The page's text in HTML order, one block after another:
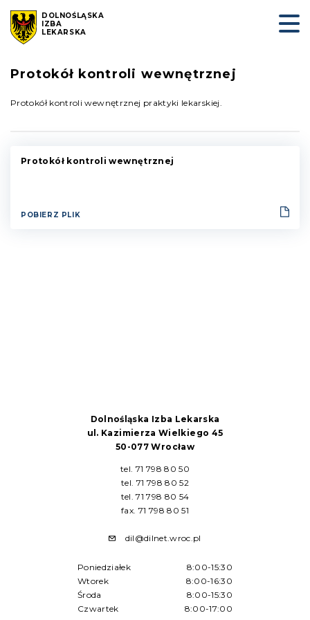
DOLNOŚLĄSKA
IZBA
LEKARSKA
Protokół kontroli wewnętrznej
Protokół kontroli wewnętrznej praktyki lekarskiej.
Protokół kontroli wewnętrznej
POBIERZ PLIK
Dolnośląska Izba Lekarska
ul. Kazimierza Wielkiego 45
50-077 Wrocław
tel. 71 798 80 50
tel. 71 798 80 52
tel. 71 798 80 54
fax. 71 798 80 51
dil@dilnet.wroc.pl
Poniedziałek
8:00-15:30
Wtorek
8:00-16:30
Środa
8:00-15:30
Czwartek
8:00-17:00